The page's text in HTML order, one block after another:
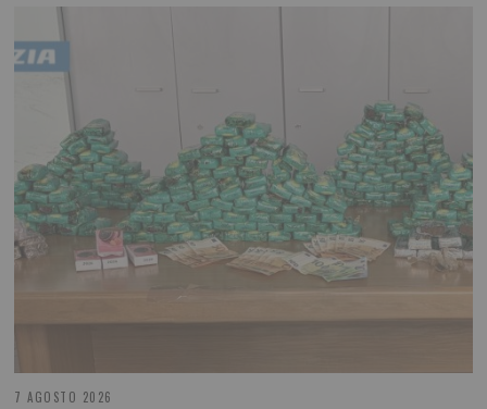
7 AGOSTO 2026